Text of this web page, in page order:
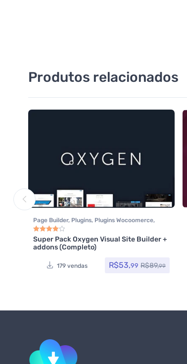
Produtos relacionados
Page Builder, Plugins, Plugins Wocoomerce,
Todos os itens
Avaliação 4.00de 5
Super Pack Oxygen Visual Site Builder +
addons (Completo)
179 vendas R$53,99 R$89,99